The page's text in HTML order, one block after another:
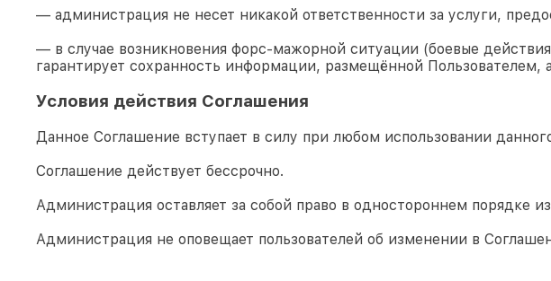
— администрация не несет никакой ответственности за услуги,
— в случае возникновения форс-мажорной ситуации (боевые
гарантирует сохранность информации, размещённой
Условия действия Соглашения
Данное Соглашение вступает в силу при любом использовании
Соглашение действует бессрочно.
Администрация оставляет за собой право в одностороннем порядке
Администрация не оповещает пользователей об изменении в